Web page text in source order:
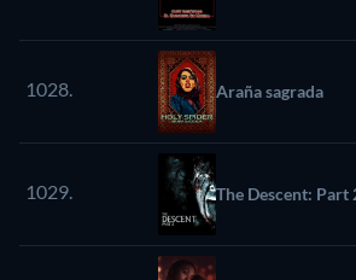
1028. Araña sagrada
1029. The Descent: Part